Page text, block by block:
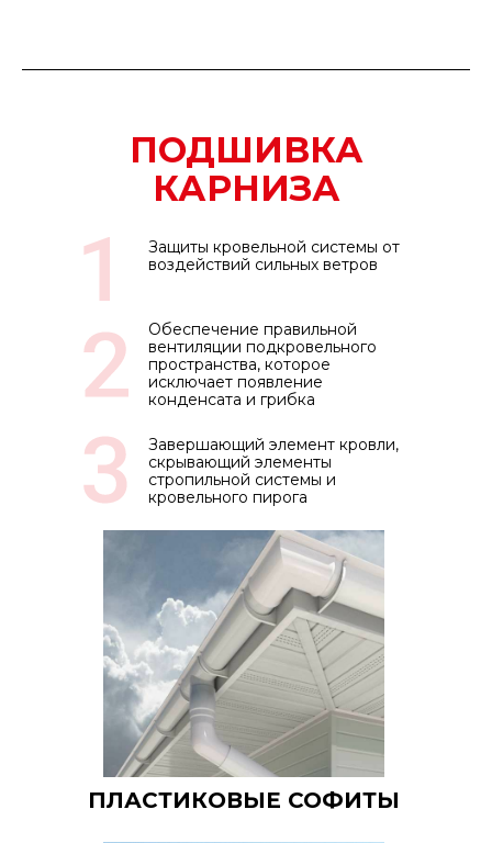
ПОДШИВКА
КАРНИЗА
Защиты кровельной системы от
воздействий сильных ветров
Обеспечение правильной
вентиляции подкровельного
пространства, которое
исключает появление
конденсата и грибка
Завершающий элемент кровли,
скрывающий элементы
стропильной системы и
кровельного пирога
ПЛАСТИКОВЫЕ СОФИТЫ